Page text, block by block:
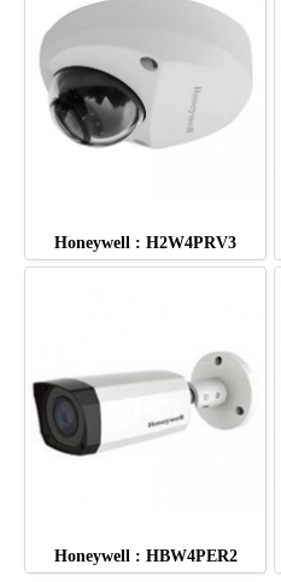
Honeywell : H2W4PRV3
Honeywell : HBW4PER2